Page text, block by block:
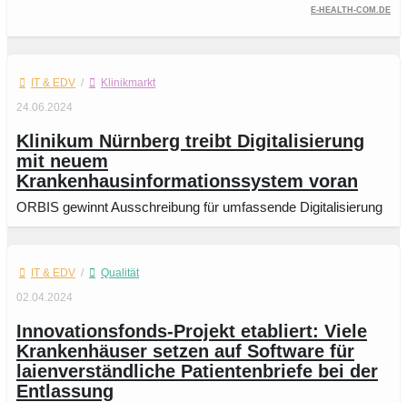
e-health-com.de
IT & EDV /
Klinikmarkt
24.06.2024
Klinikum Nürnberg treibt Digitalisierung
mit neuem
Krankenhausinformationssystem voran
ORBIS gewinnt Ausschreibung für umfassende Digitalisierung
IT & EDV /
Qualität
02.04.2024
Innovationsfonds-Projekt etabliert: Viele
Krankenhäuser setzen auf Software für
laienverständliche Patientenbriefe bei der
Entlassung